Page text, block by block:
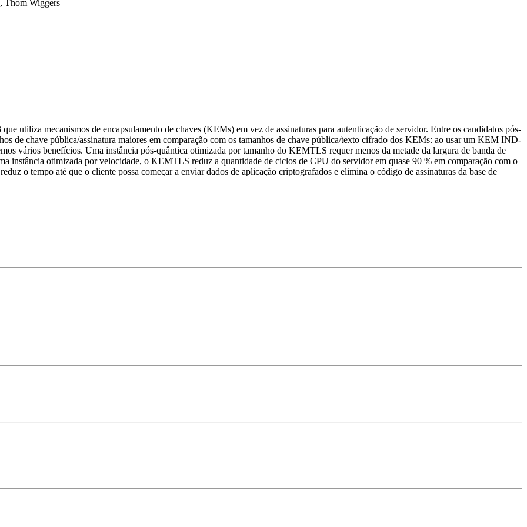
, Thom Wiggers
utiliza mecanismos de encapsulamento de chaves (KEMs) em vez de assinaturas para autenticação de servidor. Entre os candidatos pós-
de chave pública/assinatura maiores em comparação com os tamanhos de chave pública/texto cifrado dos KEMs: ao usar um KEM IND-
vários benefícios. Uma instância pós-quântica otimizada por tamanho do KEMTLS requer menos da metade da largura de banda de
instância otimizada por velocidade, o KEMTLS reduz a quantidade de ciclos de CPU do servidor em quase 90 % em comparação com o
o tempo até que o cliente possa começar a enviar dados de aplicação criptografados e elimina o código de assinaturas da base de